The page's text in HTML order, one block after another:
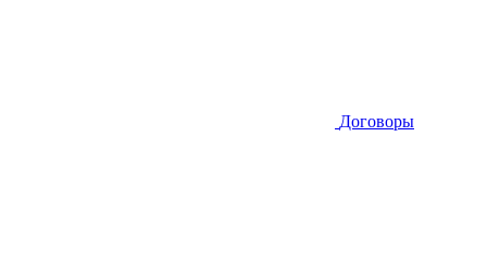
Договоры